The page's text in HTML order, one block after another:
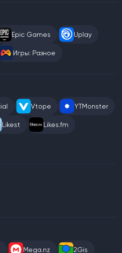
Epic Games Uplay
Игры: Разное
Vtope YTMonster
Likest Likes.fm
Mega.nz 2Gis